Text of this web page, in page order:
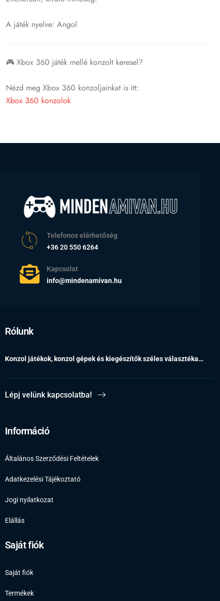
A játék nyelve: Angol
🎮 Xbox 360 játék mellé konzolt keresel?
Nézd meg Xbox 360 konzoljainkat is itt:
Xbox 360 konzolok
Telefonos elérhetőség
+36 20 550 6264
Kapcsolat
info@mindenamivan.hu
Rólunk
Konzol játékok, konzol gépek és kiegészítők széles választéka…
Lépj velünk kapcsolatba!
Információ
Általános Szerződési Feltételek
Adatkezelési Tájékoztató
Jogi nyilatkozat
Elállás
Saját fiók
Saját fiók
Termékek